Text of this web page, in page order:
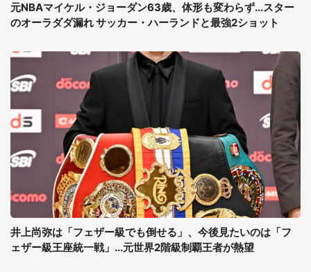
元NBAマイケル・ジョーダン63歳、体形も変わらず...スター
のオーラダダ漏れ サッカー・ハーランドと最強2ショット
井上尚弥は「フェザー級でも倒せる」、今後見たいのは「フ
ェザー級王座統一戦」...元世界2階級制覇王者が熱望